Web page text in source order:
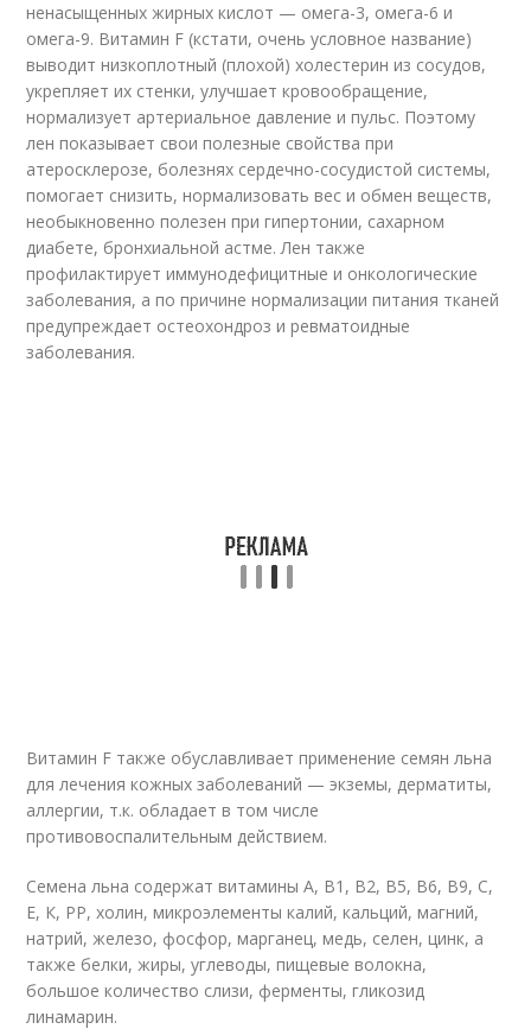
ненасыщенных жирных кислот — омега-3, омега-6 и
омега-9. Витамин F (кстати, очень условное название)
выводит низкоплотный (плохой) холестерин из сосудов,
укрепляет их стенки, улучшает кровообращение,
нормализует артериальное давление и пульс. Поэтому
лен показывает свои полезные свойства при
атеросклерозе, болезнях сердечно-сосудистой системы,
помогает снизить, нормализовать вес и обмен веществ,
необыкновенно полезен при гипертонии, сахарном
диабете, бронхиальной астме. Лен также
профилактирует иммунодефицитные и онкологические
заболевания, а по причине нормализации питания тканей
предупреждает остеохондроз и ревматоидные
заболевания.
Витамин F также обуславливает применение семян льна
для лечения кожных заболеваний — экземы, дерматиты,
аллергии, т.к. обладает в том числе
противовоспалительным действием.
Семена льна содержат витамины А, В1, В2, В5, В6, В9, С,
Е, К, РР, холин, микроэлементы калий, кальций, магний,
натрий, железо, фосфор, марганец, медь, селен, цинк, а
также белки, жиры, углеводы, пищевые волокна,
большое количество слизи, ферменты, гликозид
линамарин.